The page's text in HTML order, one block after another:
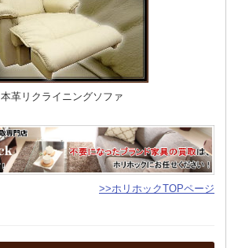
本革リクライニングソファ
>>ホリホックTOPページ